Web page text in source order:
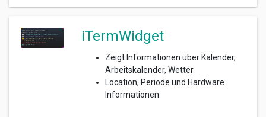
iTermWidget
Zeigt Informationen über Kalender,
Arbeitskalender, Wetter
Location, Periode und Hardware
Informationen